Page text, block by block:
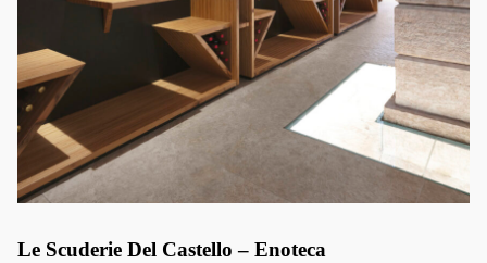
Le Scuderie Del Castello – Enoteca